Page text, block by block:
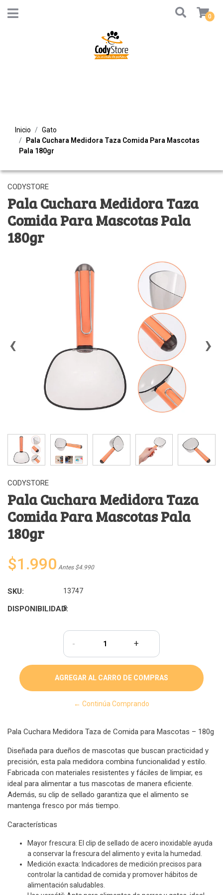
0
Inicio
Gato
Pala Cuchara Medidora Taza Comida Para Mascotas
Pala 180gr
CODYSTORE
Pala Cuchara Medidora Taza
Comida Para Mascotas Pala
180gr
‹ ›
CODYSTORE
Pala Cuchara Medidora Taza
Comida Para Mascotas Pala
180gr
$1.990 Antes $4.990
SKU: 13747
DISPONIBILIDAD:
8
- +
← Continúa Comprando
Pala Cuchara Medidora Taza de Comida para Mascotas – 180g
Diseñada para dueños de mascotas que buscan practicidad y
precisión, esta pala medidora combina funcionalidad y estilo.
Fabricada con materiales resistentes y fáciles de limpiar, es
ideal para alimentar a tus mascotas de manera eficiente.
Además, su clip de sellado garantiza que el alimento se
mantenga fresco por más tiempo.
Características
Mayor frescura: El clip de sellado de acero inoxidable ayuda
a conservar la frescura del alimento y evita la humedad.
Medición exacta: Indicadores de medición precisos para
controlar la cantidad de comida y promover hábitos de
alimentación saludables.